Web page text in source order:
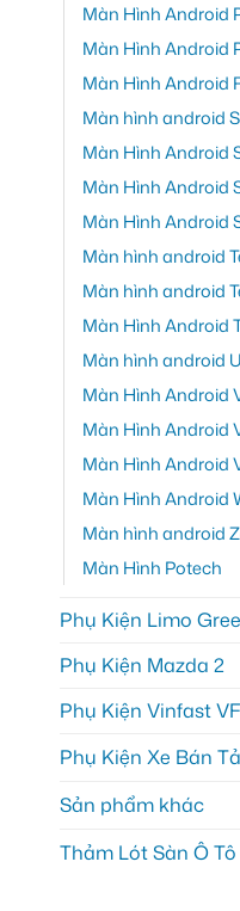
Màn Hình Android
Màn Hình Android
Màn Hình Android
Màn hình android
Màn Hình Android
Màn Hình Android
Màn Hình Android
Màn hình android
Màn hình android
Màn Hình Android
Màn hình android
Màn Hình Android
Màn Hình Android
Màn Hình Android
Màn Hình Android
Màn hình android
Màn Hình Potech
Phụ Kiện Limo
Phụ Kiện Mazda 2
Phụ Kiện Vinfast
Phụ Kiện Xe Bán
Sản phẩm khác
Thảm Lót Sàn Ô Tô